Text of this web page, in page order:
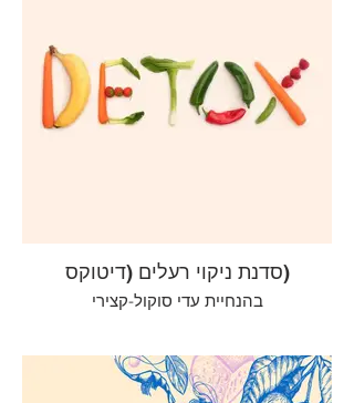
סדנת ניקוי רעלים (דיטוקס)
בהנחיית עדי סוקול-קצירי